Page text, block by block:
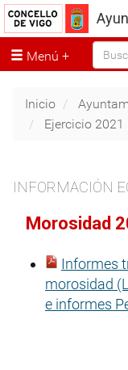
Menú
Inicio
Ejercicio 2021
INFORMACIÓN
Morosidad
Informes
morosidad
e informes